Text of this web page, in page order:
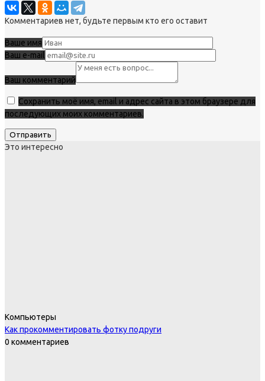
Комментариев нет, будьте первым кто его оставит
Ваше имя
Ваш e-mail
Ваш комментарий
Сохранить моё имя, email и адрес сайта в этом браузере для
последующих моих комментариев.
Это интересно
Компьютеры
Как прокомментировать фотку подруги
0 комментариев